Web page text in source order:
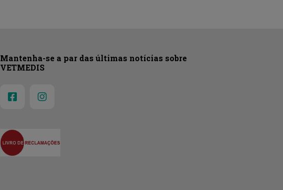
Mantenha-se a par das últimas notícias sobre
VETMEDIS